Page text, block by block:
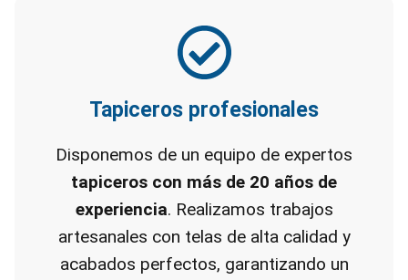
Tapiceros profesionales
Disponemos de un equipo de expertos
tapiceros con más de 20 años de
experiencia. Realizamos trabajos
artesanales con telas de alta calidad y
acabados perfectos, garantizando un